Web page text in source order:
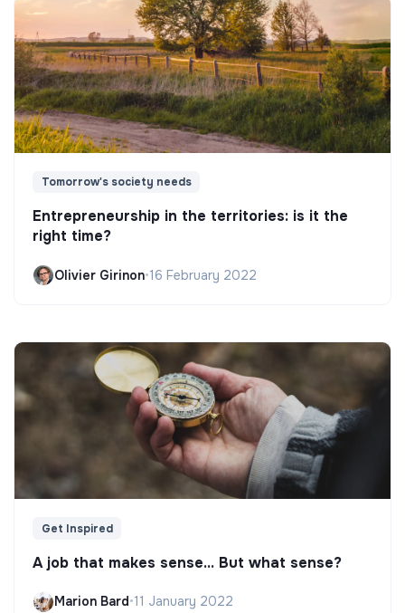
Tomorrow's society needs
Entrepreneurship in the territories: is it the
right time?
Olivier Girinon•16 February 2022
Get Inspired
A job that makes sense... But what sense?
Marion Bard•11 January 2022